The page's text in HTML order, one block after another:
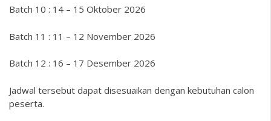
Batch 10 : 14 – 15 Oktober 2026
Batch 11 : 11 – 12 November 2026
Batch 12 : 16 – 17 Desember 2026
Jadwal tersebut dapat disesuaikan dengan kebutuhan calon
peserta.